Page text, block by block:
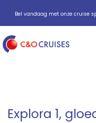
Bel vandaag met onze cruise
Explora 1,